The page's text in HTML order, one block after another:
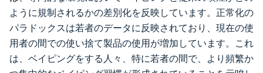
ように規制されるかの差別化を反映しています。正常化の
パラドックスは若者のデータに反映されており、現在の使
用者の間での使い捨て製品の使用が増加しています。これ
は、ベイピングをする人々、特に若者の間で、より頻繁か